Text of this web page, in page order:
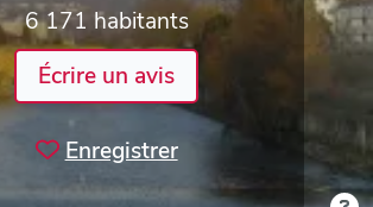
6 171 habitants
Écrire un avis
Enregistrer